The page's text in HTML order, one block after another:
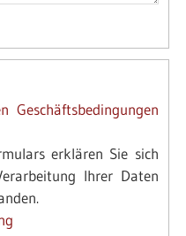
Geschäftsbedingungen
erklären Sie sich
Ihrer Daten